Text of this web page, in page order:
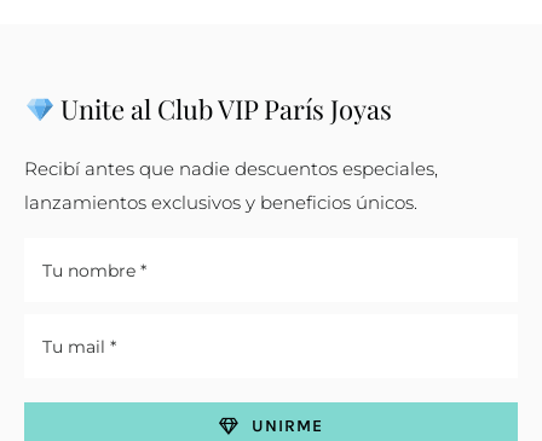
Unite al Club VIP París Joyas
Recibí antes que nadie descuentos especiales,
lanzamientos exclusivos y beneficios únicos.
UNIRME